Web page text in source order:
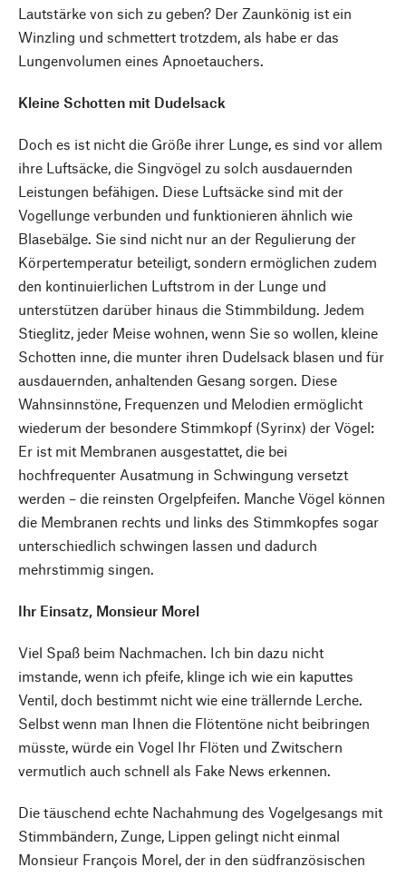
Lautstärke von sich zu geben? Der Zaunkönig ist ein
Winzling und schmettert trotzdem, als habe er das
Lungenvolumen eines Apnoetauchers.
Kleine Schotten mit Dudelsack
Doch es ist nicht die Größe ihrer Lunge, es sind vor allem
ihre Luftsäcke, die Singvögel zu solch ausdauernden
Leistungen befähigen. Diese Luftsäcke sind mit der
Vogellunge verbunden und funktionieren ähnlich wie
Blasebälge. Sie sind nicht nur an der Regulierung der
Körpertemperatur beteiligt, sondern ermöglichen zudem
den kontinuierlichen Luftstrom in der Lunge und
unterstützen darüber hinaus die Stimmbildung. Jedem
Stieglitz, jeder Meise wohnen, wenn Sie so wollen, kleine
Schotten inne, die munter ihren Dudelsack blasen und für
ausdauernden, anhaltenden Gesang sorgen. Diese
Wahnsinnstöne, Frequenzen und Melodien ermöglicht
wiederum der besondere Stimmkopf (Syrinx) der Vögel:
Er ist mit Membranen ausgestattet, die bei
hochfrequenter Ausatmung in Schwingung versetzt
werden – die reinsten Orgelpfeifen. Manche Vögel können
die Membranen rechts und links des Stimmkopfes sogar
unterschiedlich schwingen lassen und dadurch
mehrstimmig singen.
Ihr Einsatz, Monsieur Morel
Viel Spaß beim Nachmachen. Ich bin dazu nicht
imstande, wenn ich pfeife, klinge ich wie ein kaputtes
Ventil, doch bestimmt nicht wie eine trällernde Lerche.
Selbst wenn man Ihnen die Flötentöne nicht beibringen
müsste, würde ein Vogel Ihr Flöten und Zwitschern
vermutlich auch schnell als Fake News erkennen.
Die täuschend echte Nachahmung des Vogelgesangs mit
Stimmbändern, Zunge, Lippen gelingt nicht einmal
Monsieur François Morel, der in den südfranzösischen